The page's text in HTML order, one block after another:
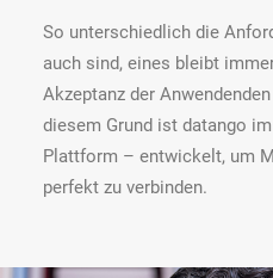
So unterschiedlich die
auch sind, eines bleibt
Akzeptanz der
diesem Grund ist datango
Plattform – entwickelt, um
perfekt zu verbinden.